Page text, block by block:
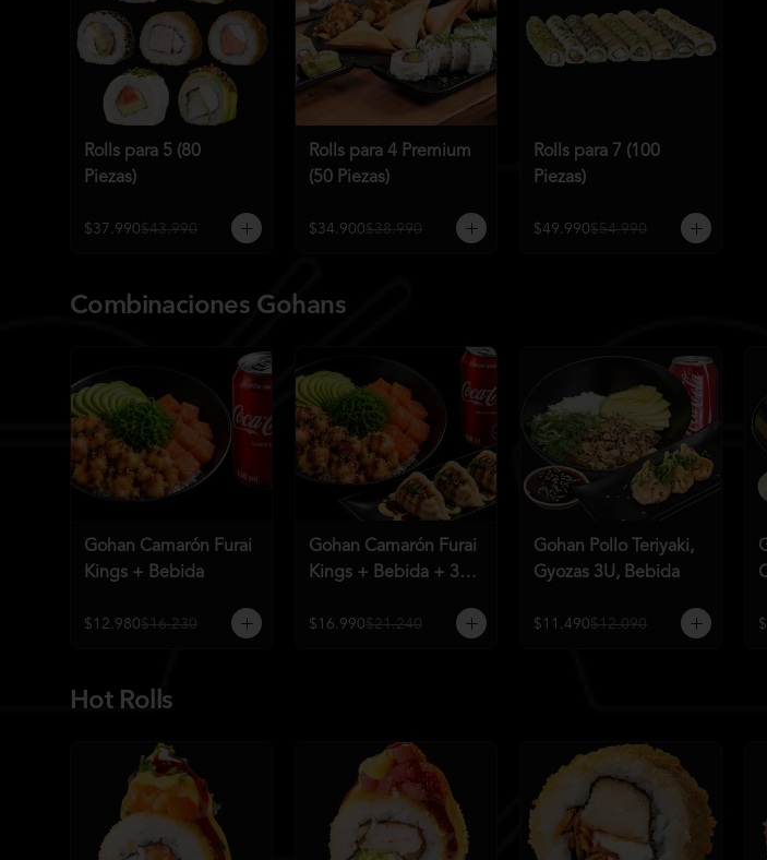
Rolls para 5 (80
Piezas)
$37.990$43.990
Rolls para 4 Premium
(50 Piezas)
$34.900$38.990
Rolls para 7 (100
Piezas)
$49.990$54.990
Combinaciones Gohans
Gohan Camarón Furai
Kings + Bebida
$12.980$16.230
Gohan Camarón Furai
Kings + Bebida + 3
Nikkei
$16.990$21.240
Gohan Pollo Teriyaki,
Gyozas 3U, Bebida
$11.490$12.090
Hot Rolls